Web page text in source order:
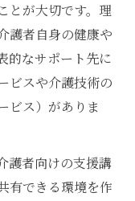
とが大切です。理
護者自身の健康や
的なサポート先に
ビスや介護技術の
ビス）がありま
護者向けの支援講
有できる環境を作